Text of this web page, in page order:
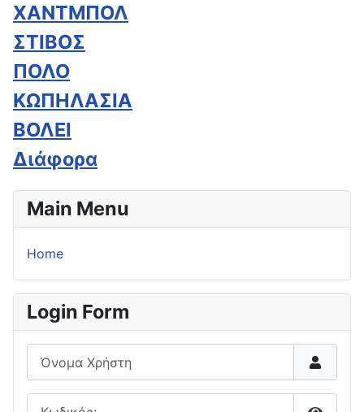
ΧΑΝΤΜΠΟΛ
ΣΤΙΒΟΣ
ΠΟΛΟ
ΚΩΠΗΛΑΣΙΑ
ΒΟΛΕΙ
Διάφορα
Main Menu
Home
Login Form
Όνομα Χρήστη